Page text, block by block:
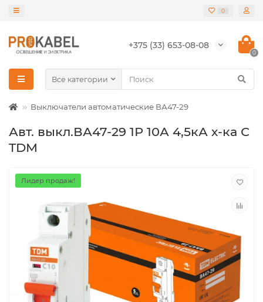
0
+375 (33) 653-08-08
0
Все категории
Выключатели автоматические ВА47-29
Авт. выкл.ВА47-29 1Р 10А 4,5кА х-ка С
TDM
Лидер продаж!